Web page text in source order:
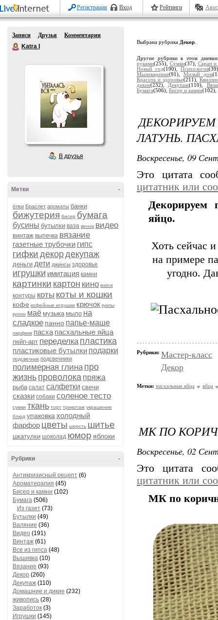
Регистрация Вход Рейтинги
Записи Друзья
Комментарии
Katra I
В друзья
-
Метки
ёлки Браслет ароматы банки
бижутерия бисер бумага
бусины бутылки ваза венок видео
винтаж выпечка вязание
газетные трубочки гипс
гифки декордекупаж
деньги дети джинсы здоровье
игрушки имитация камни
картинки картон кино книги
контуры коты коты и кошки
кофе кофейные игрушки крючок куклы
кулон маё музыка мыло на
сладкое панно папье-маше
парфюм пасха пасхальные яйца
пейп-арт переделка пластика
пластиковые бутылки подарки
подсвечник подсвечники
полимерная глина про
жизнь проволока пряжа
рыба салат салфетки свечи
сказки собаки соленое тесто
сумки ткань торт трикотаж украшение
блюд упаковка холодный
фарфор цветы шерсть шитье
шкатулки шоколад юмор яблоки
-
Рубрики
Антикризисный рецепт (6)
Ароматерапия (45)
Бисер и камни (102)
Бумага (506)
Из газет (73)
Бутылки (49)
Валяние (36)
Видео (191)
Винтаж (61)
Все из гипса (48)
Вышивка (10)
Вязание (93)
Декор (260)
Декупаж (110)
Домашние и дикие (232)
живопись (28)
Заработок (3)
Игрушки (145)
Выбрана рубрика Декор
Другие рубрики в этом
руками(255), Сумки(37), Скрап и
Новый год(190), Психология
Мыловарение(91), Милый дом
Красота и здоровье(211),
дикие(232), Декупаж(110),
Бумага(506), Бисер и камни(102),
ЛАТУНЬ.
Воскресенье, 09
Это цитата
цитатник или
Декорируем
яйцо.
Хоть сейчас
на примере
угодно.
Рубрики: Мастер-класс
Декор
Метки: пасхальные яйца яйца
МК ПО
Воскресенье, 02
Это цитата
цитатник или
МК по